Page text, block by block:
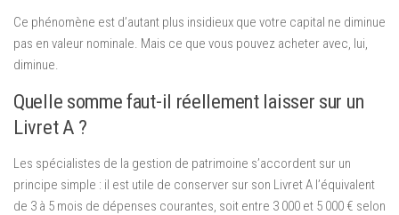
Ce phénomène est d’autant plus insidieux que votre capital ne diminue
pas en valeur nominale. Mais ce que vous pouvez acheter avec, lui,
diminue.
Quelle somme faut-il réellement laisser sur un
Livret A ?
Les spécialistes de la gestion de patrimoine s’accordent sur un
principe simple : il est utile de conserver sur son Livret A l’équivalent
de 3 à 5 mois de dépenses courantes, soit entre 3 000 et 5 000 € selon